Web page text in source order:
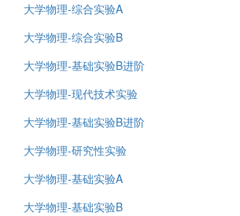
大学物理-综合实验A
大学物理-综合实验B
大学物理-基础实验B进阶
大学物理-现代技术实验
大学物理-基础实验B进阶
大学物理-研究性实验
大学物理-基础实验A
大学物理-基础实验B